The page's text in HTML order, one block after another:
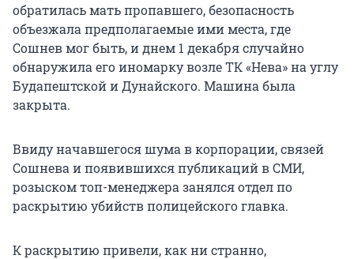
обратилась мать пропавшего, безопасность
объезжала предполагаемые ими места, где
Сошнев мог быть, и днем 1 декабря случайно
обнаружила его иномарку возле ТК «Нева» на углу
Будапештской и Дунайского. Машина была
закрыта.
Ввиду начавшегося шума в корпорации, связей
Сошнева и появившихся публикаций в СМИ,
розыском топ-менеджера занялся отдел по
раскрытию убийств полицейского главка.
К раскрытию привели, как ни странно,